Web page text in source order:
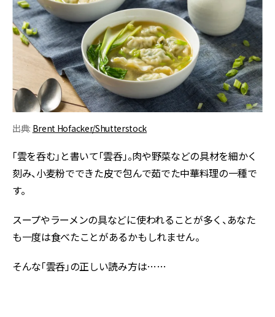
出典: Brent Hofacker/Shutterstock
「雲を呑む」と書いて「雲呑」。肉や野菜などの具材を細かく
刻み、小麦粉でできた皮で包んで茹でた中華料理の一種で
す。
スープやラーメンの具などに使われることが多く、あなた
も一度は食べたことがあるかもしれません。
そんな「雲呑」の正しい読み方は……